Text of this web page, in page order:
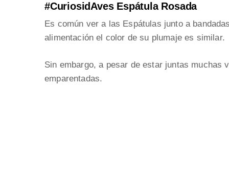
#CuriosidAves Espátula Rosada
Es común ver a las Espátulas junto a
alimentación el color de su plumaje es similar.
Sin embargo, a pesar de estar juntas muchas
emparentadas.